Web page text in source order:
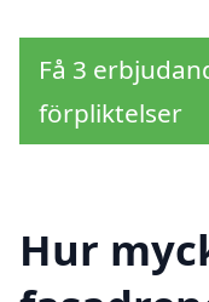
Få 3
förpliktelser
Hur